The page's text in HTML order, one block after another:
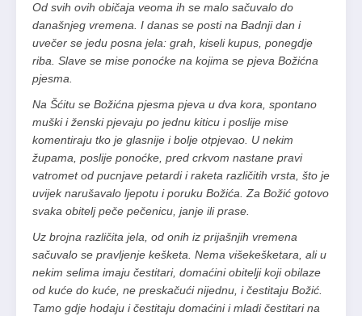
Od svih ovih običaja veoma ih se malo sačuvalo do
današnjeg vremena. I danas se posti na Badnji dan i
uvečer se jedu posna jela: grah, kiseli kupus, ponegdje
riba. Slave se mise ponoćke na kojima se pjeva Božićna
pjesma.
Na Šćitu se Božićna pjesma pjeva u dva kora, spontano
muški i ženski pjevaju po jednu kiticu i poslije mise
komentiraju tko je glasnije i bolje otpjevao. U nekim
župama, poslije ponoćke, pred crkvom nastane pravi
vatromet od pucnjave petardi i raketa različitih vrsta, što je
uvijek narušavalo ljepotu i poruku Božića. Za Božić gotovo
svaka obitelj peče pečenicu, janje ili prase.
Uz brojna različita jela, od onih iz prijašnjih vremena
sačuvalo se pravljenje kešketa. Nema višekešketara, ali u
nekim selima imaju čestitari, domaćini obitelji koji obilaze
od kuće do kuće, ne preskačući nijednu, i čestitaju Božić.
Tamo gdje hodaju i čestitaju domaćini i mladi čestitari na